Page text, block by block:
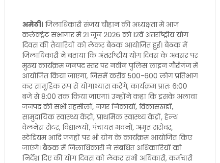
अमेठी। जिलाधिकारी संजय चौहान की अध्यक्षता में आज
कलेक्ट्रेट सभागार में 21 जून 2026 को 12वें अंतर्राष्ट्रीय योग
दिवस की तैयारियों को लेकर बैठक आयोजित हुई। बैठक में
जिलाधिकारी ने बताया कि अंतर्राष्ट्रीय योग दिवस के अवसर पर
मुख्य कार्यक्रम जनपद स्तर पर नवीन पुलिस लाइन गौरीगंज में
आयोजित किया जाएगा, जिसमें करीब 500-600 लोग प्रतिभाग
कर सामूहिक रूप से योगाभ्यास करेंगे, कार्यक्रम प्रातः 6:00
बजे से 8:00 तक किया जाएगा। उन्होंने कहा कि इसके अलावा
जनपद की सभी तहसीलों, नगर निकायों, विकासखंडों,
सामुदायिक स्वास्थ्य केंद्रों, प्राथमिक स्वास्थ्य केंद्रों, हेल्थ
वेलनेस सेंटर, विद्यालयों, पंचायत भवनों, अमृत सरोवर,
स्टेडियम आदि जगहों पर भी योग के कार्यक्रम आयोजित किए
जाएंगे। बैठक में जिलाधिकारी ने संबंधित अधिकारियों को
निर्देश दिए की योग दिवस को लेकर सभी अधिकारी, कर्मचारी